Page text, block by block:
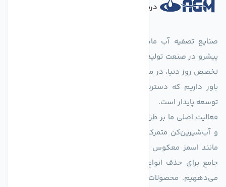
درباره فروشگاه
پیشرو در صنعت تولید تجهیزات تصفیه آب، با تکیه بر دانش فنی و
تخصص روز دنیا، در مسیر تأمین آب سالم و پایدار گام برمی‌دارد. ما
باور داریم که دسترسی به آب پاک، یک حق اساسی و زیربنای
توسعه پایدار است.
فعالیت اصلی ما بر طراحی و تولید سیستم‌های پیشرفته تصفیه آب
و آب‌شیرین‌کن متمرکز است. ما با بهره‌گیری از فناوری‌های نوین
جامع برای حذف انواع آلاینده‌ها، املاح و نمک از منابع آبی ارائه
می‌دههیم. محصولات ما برای مصارف متنوعی از جمله تأمین آب